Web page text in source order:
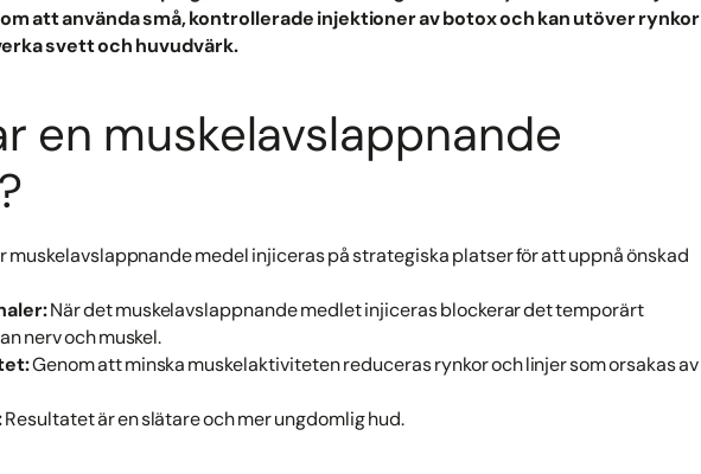
att använda små, kontrollerade injektioner av botox och kan utöver rynkor
svett och huvudvärk.
en muskelavslappnande
muskelavslappnande medel injiceras på strategiska platser för att uppnå önskad
När det muskelavslappnande medlet injiceras blockerar det temporärt
nerv och muskel.
Genom att minska muskelaktiviteten reduceras rynkor och linjer som orsakas av
Resultatet är en slätare och mer ungdomlig hud.